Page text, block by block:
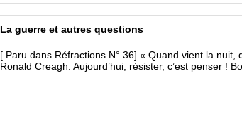
La guerre et autres questions
[ Paru dans Réfractions N° 36] « Quand vient la nuit,
Ronald Creagh. Aujourd’hui, résister, c’est penser !